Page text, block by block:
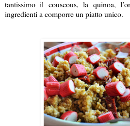
tantissimo il couscous, la quinoa,
ingredienti a comporre un piatto unico.